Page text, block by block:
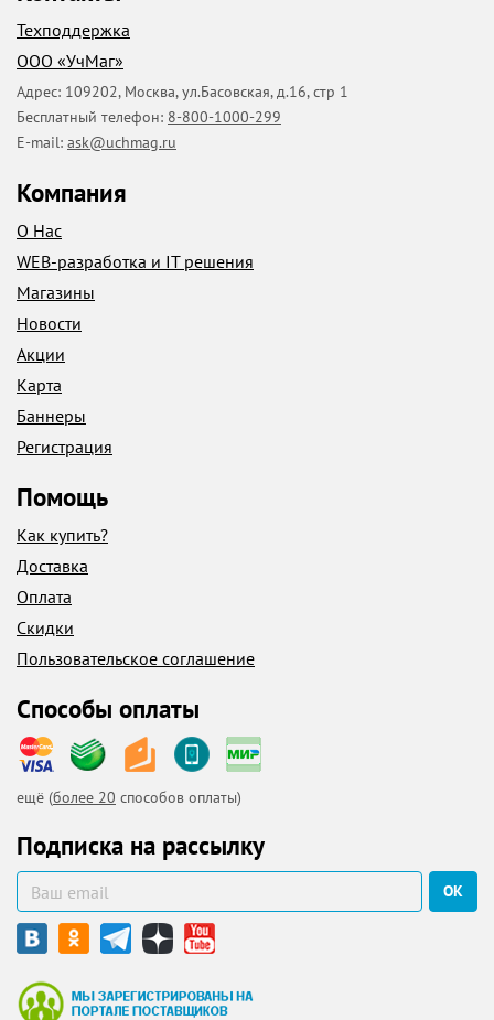
Техподдержка
ООО «УчМаг»
Адрес: 109202, Москва,ул.Басовская, д.16, стр 1
Бесплатный телефон: 8-800-1000-299
E-mail: ask@uchmag.ru
Компания
О Нас
WEB-разработка и IT решения
Магазины
Новости
Акции
Карта
Баннеры
Регистрация
Помощь
Как купить?
Доставка
Оплата
Скидки
Пользовательское соглашение
Способы оплаты
ещё (более 20 способов оплаты)
Подписка на рассылку
ОК